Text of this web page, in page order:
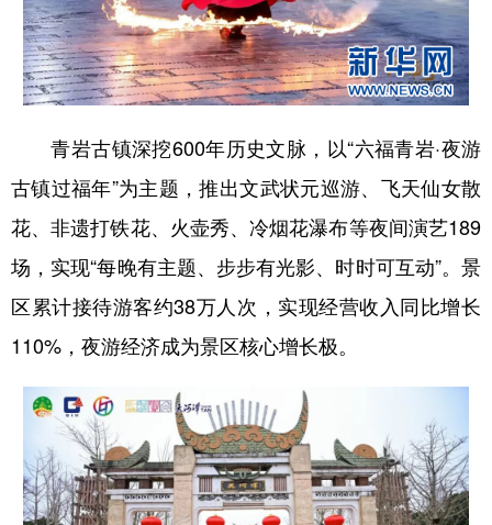
广东 广西 海南 重庆
四川 贵州 云南 西藏
多语种频道
English Español Français عربى
Русский язык 日本語
Deutsch Português
青岩古镇深挖600年历史文脉，以“六福青岩·夜游
古镇过福年”为主题，推出文武状元巡游、飞天仙女散
花、非遗打铁花、火壶秀、冷烟花瀑布等夜间演艺189
场，实现“每晚有主题、步步有光影、时时可互动”。景
区累计接待游客约38万人次，实现经营收入同比增长
110%，夜游经济成为景区核心增长极。